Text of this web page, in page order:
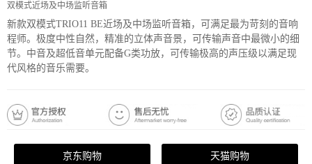
双模式近场及中场监听音箱
新款双模式TRIO11 BE近场及中场监听音箱，可满足最为苛刻的音响
程师。极度中性自然，精准的立体声音景，可传输声音中最微小的细
节。中音及超低音单元配备G类功放，可传输极高的声压级以满足现
代风格的音乐需要。
京东购物 天猫购物